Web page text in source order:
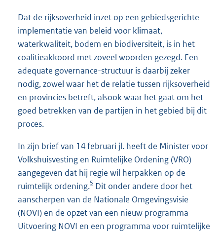
Dat de rijksoverheid inzet op een gebiedsgerichte
implementatie van beleid voor klimaat,
waterkwaliteit, bodem en biodiversiteit, is in het
coalitieakkoord met zoveel woorden gezegd. Een
adequate governance-structuur is daarbij zeker
nodig, zowel waar het de relatie tussen rijksoverheid
en provincies betreft, alsook waar het gaat om het
goed betrekken van de partijen in het gebied bij dit
proces.
In zijn brief van 14 februari jl. heeft de Minister voor
Volkshuisvesting en Ruimtelijke Ordening (VRO)
aangegeven dat hij regie wil herpakken op de
ruimtelijk ordening.5 Dit onder andere door het
aanscherpen van de Nationale Omgevingsvisie
(NOVI) en de opzet van een nieuw programma
Uitvoering NOVI en een programma voor ruimtelijke